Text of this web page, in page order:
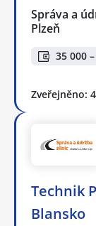
Správa a
Plzeň
35 000
Zveřejněno:
Technik
Blansko